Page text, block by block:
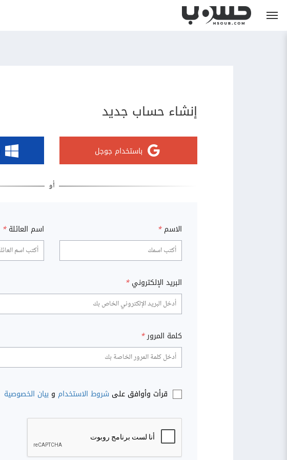
إنشاء حساب جديد
باستخدام جوجل
الاسم * اسم العائلة *
البريد الإلكتروني *
كلمة المرور*
قرأت وأوافق على شروط الاستخدام و بيان الخصوصية